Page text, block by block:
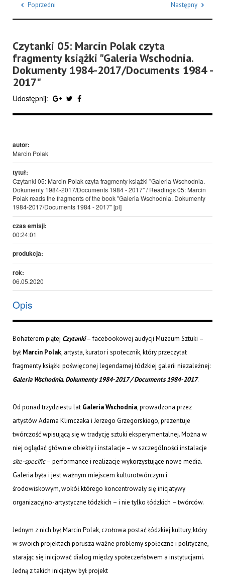
Poprzedni Następny
Czytanki 05: Marcin Polak czyta
fragmenty książki "Galeria Wschodnia.
Dokumenty 1984-2017/Documents 1984 -
2017"
Udostępnij:
autor:
Marcin Polak
tytuł:
Czytanki 05: Marcin Polak czyta fragmenty książki "Galeria Wschodnia.
Dokumenty 1984-2017/Documents 1984 - 2017" / Readings 05: Marcin
Polak reads the fragments of the book "Galeria Wschodnia. Dokumenty
1984-2017/Documents 1984 - 2017" [pl]
czas emisji:
00:24:01
produkcja:
rok:
06.05.2020
Opis
Bohaterem piątej Czytanki– facebookowej audycji Muzeum Sztuki –
był Marcin Polak, artysta, kurator i społecznik, który przeczytał
fragmenty książki poświęconej legendarnej łódzkiej galerii niezależnej:
Galeria Wschodnia. Dokumenty 1984-2017 / Documents 1984-2017.
Od ponad trzydziestu lat Galeria Wschodnia, prowadzona przez
artystów Adama Klimczaka i Jerzego Grzegorskiego, prezentuje
twórczość wpisującą się w tradycję sztuki eksperymentalnej. Można w
niej oglądać głównie obiekty i instalacje – w szczególności instalacje
site-specific– performance i realizacje wykorzystujące nowe media.
Galeria była i jest ważnym miejscem kulturotwórczym i
środowiskowym, wokół którego koncentrowały się inicjatywy
organizacyjno-artystyczne łódzkich – i nie tylko łódzkich – twórców.
Jednym z nich był Marcin Polak, czołowa postać łódzkiej kultury, który
w swoich projektach porusza ważne problemy społeczne i polityczne,
starając się inicjować dialog między społeczeństwem a instytucjami.
Jedną z takich inicjatyw był projekt